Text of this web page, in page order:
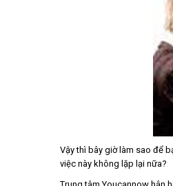
Vậy thì bây giờ làm sao để
việc này không lặp lại nữa?